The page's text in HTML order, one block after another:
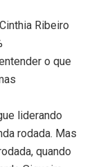
Ribeiro
o que
liderando
rodada. Mas
quando